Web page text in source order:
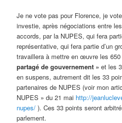
Je ne vote pas pour Florence, je
investie, après négociations entre
accords, par la NUPES, qui fera
représentative, qui fera partie d’un
travaillera à mettre en œuvre les
partagé de gouvernement »et les
en suspens, autrement dit les 33
partenaires de NUPES (voir mon
NUPES » du 21 mai http://
nupes/ ). Ces 33 points seront
parlement.